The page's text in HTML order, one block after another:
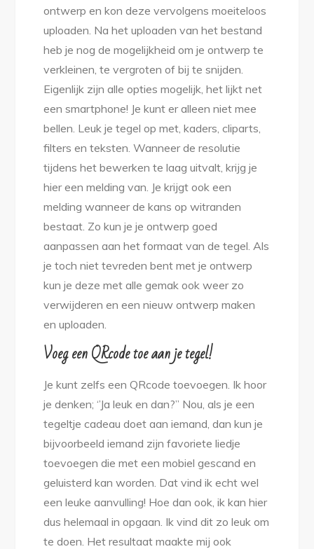
ontwerp en kon deze vervolgens moeiteloos
uploaden. Na het uploaden van het bestand
heb je nog de mogelijkheid om je ontwerp te
verkleinen, te vergroten of bij te snijden.
Eigenlijk zijn alle opties mogelijk, het lijkt net
een smartphone! Je kunt er alleen niet mee
bellen. Leuk je tegel op met, kaders, cliparts,
filters en teksten. Wanneer de resolutie
tijdens het bewerken te laag uitvalt, krijg je
hier een melding van. Je krijgt ook een
melding wanneer de kans op witranden
bestaat. Zo kun je je ontwerp goed
aanpassen aan het formaat van de tegel. Als
je toch niet tevreden bent met je ontwerp
kun je deze met alle gemak ook weer zo
verwijderen en een nieuw ontwerp maken
en uploaden.
Voeg een QRcode toe aan je tegel!
Je kunt zelfs een QRcode toevoegen. Ik hoor
je denken; ‘’Ja leuk en dan?’’ Nou, als je een
tegeltje cadeau doet aan iemand, dan kun je
bijvoorbeeld iemand zijn favoriete liedje
toevoegen die met een mobiel gescand en
geluisterd kan worden. Dat vind ik echt wel
een leuke aanvulling! Hoe dan ook, ik kan hier
dus helemaal in opgaan. Ik vind dit zo leuk om
te doen. Het resultaat maakte mij ook